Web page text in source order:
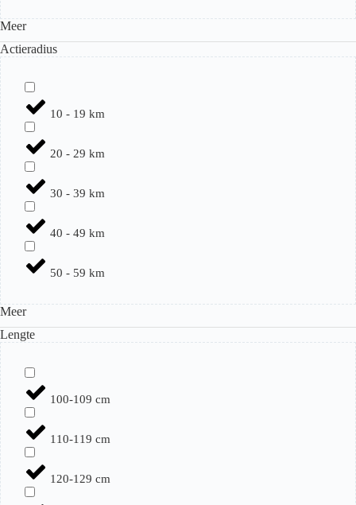
Meer
Actieradius
10 - 19 km
20 - 29 km
30 - 39 km
40 - 49 km
50 - 59 km
Meer
Lengte
100-109 cm
110-119 cm
120-129 cm